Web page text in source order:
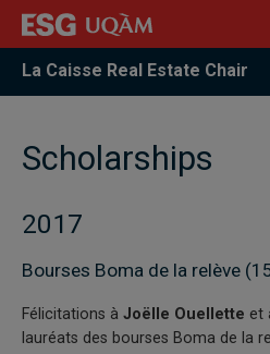
La Caisse Real Estate Chair
Scholarships
2017
Bourses Boma de la relève
Félicitations à Joëlle Ouellette et
lauréats des bourses Boma de la